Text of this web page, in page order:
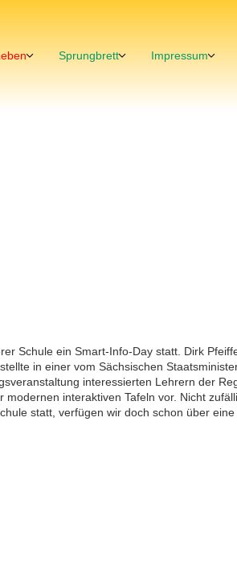
Sprungbrett Impressum
Schule ein Smart-Info-Day statt. Dirk
in einer vom Sächsischen
interessierten Lehrern der
modernen interaktiven Tafeln vor. Nicht
statt, verfügen wir doch schon über eine